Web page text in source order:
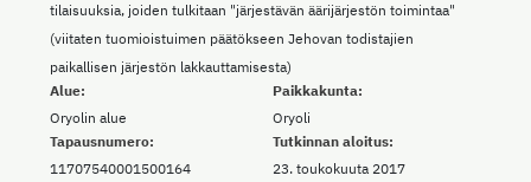
Alue:
Oryolin alue
Paikkakunta:
Oryoli
tilaisuuksia, joiden tulkitaan "järjestävän äärijärjestön toimintaa"
(viitaten tuomioistuimen päätökseen Jehovan todistajien
paikallisen järjestön lakkauttamisesta)
Tapausnumero:
11707540001500164
Tutkinnan aloitus:
23. toukokuuta 2017